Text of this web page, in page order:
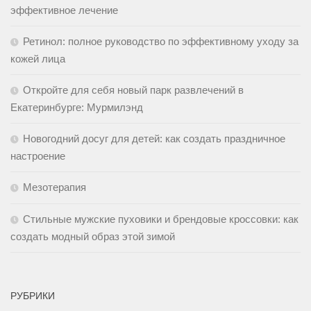
эффективное лечение
Ретинол: полное руководство по эффективному уходу за
кожей лица
Откройте для себя новый парк развлечений в
Екатеринбурге: Мурмилэнд
Новогодний досуг для детей: как создать праздничное
настроение
Мезотерапия
Стильные мужские пуховики и брендовые кроссовки: как
создать модный образ этой зимой
РУБРИКИ